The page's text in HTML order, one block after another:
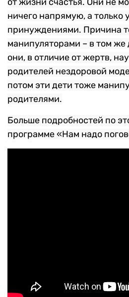
ничего напрямую, а только
принуждениями. Причина
манипуляторами – в том же
они, в отличие от жертв,
родителей нездоровой
потом эти дети тоже
родителями.
Больше подробностей по
программе «Нам надо